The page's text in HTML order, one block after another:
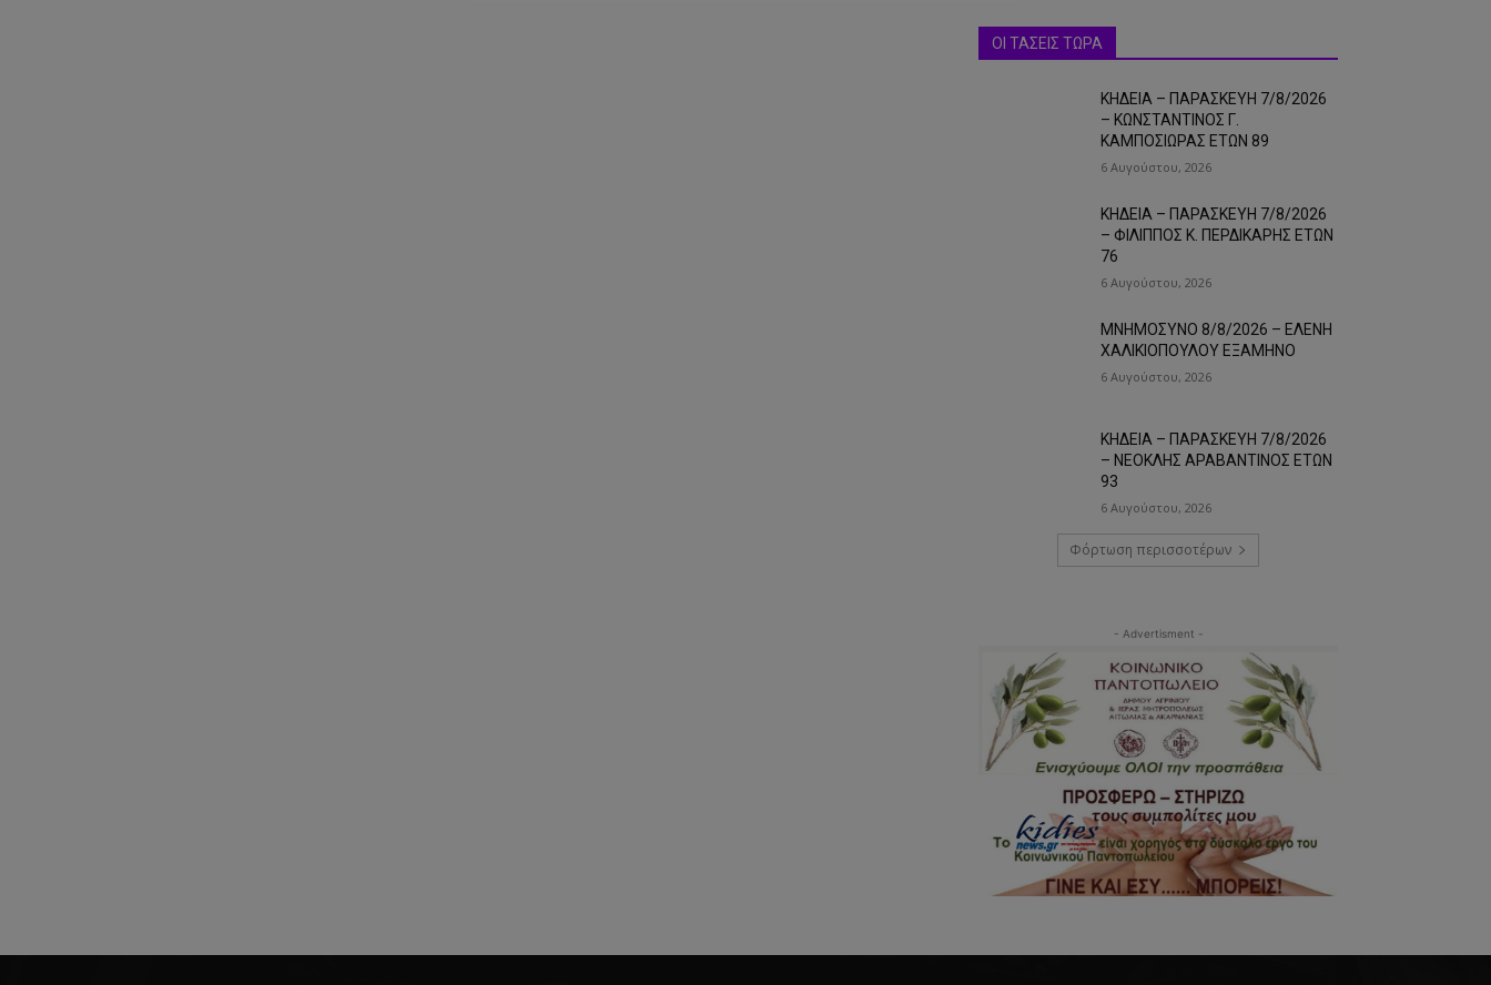
ΟΙ ΤΑΣΕΙΣ ΤΩΡΑ
ΚΗΔΕΙΑ – ΠΑΡΑΣΚΕΥΗ 7/8/2026
– ΚΩΝΣΤΑΝΤΙΝΟΣ Γ.
ΚΑΜΠΟΣΙΩΡΑΣ ΕΤΩΝ 89
6 Αυγούστου, 2026
ΚΗΔΕΙΑ – ΠΑΡΑΣΚΕΥΗ 7/8/2026
– ΦΙΛΙΠΠΟΣ Κ. ΠΕΡΔΙΚΑΡΗΣ ΕΤΩΝ
76
6 Αυγούστου, 2026
ΜΝΗΜΟΣΥΝΟ 8/8/2026 – ΕΛΕΝΗ
ΧΑΛΙΚΙΟΠΟΥΛΟΥ ΕΞΑΜΗΝΟ
6 Αυγούστου, 2026
ΚΗΔΕΙΑ – ΠΑΡΑΣΚΕΥΗ 7/8/2026
– ΝΕΟΚΛΗΣ ΑΡΑΒΑΝΤΙΝΟΣ ΕΤΩΝ
93
6 Αυγούστου, 2026
Φόρτωση περισσοτέρων
- Advertisment -